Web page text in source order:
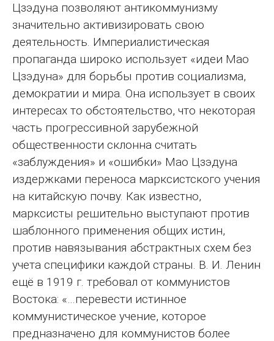
Цзэдуна позволяют антикоммунизму
значительно активизировать свою
деятельность. Империалистическая
пропаганда широко использует «идеи Мао
Цзэдуна» для борьбы против социализма,
демократии и мира. Она использует в своих
интересах то обстоятельство, что некоторая
часть прогрессивной зарубежной
общественности склонна считать
«заблуждения» и «ошибки» Мао Цзэдуна
издержками переноса марксистского учения
на китайскую почву. Как известно,
марксисты решительно выступают против
шаблонного применения общих истин,
против навязывания абстрактных схем без
учета специфики каждой страны. В. И. Ленин
ещё в 1919 г. требовал от коммунистов
Востока: «…перевести истинное
коммунистическое учение, которое
предназначено для коммунистов более